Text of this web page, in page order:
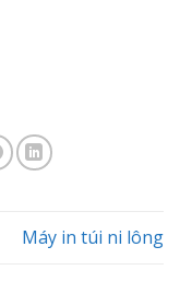
Máy in túi ni lông